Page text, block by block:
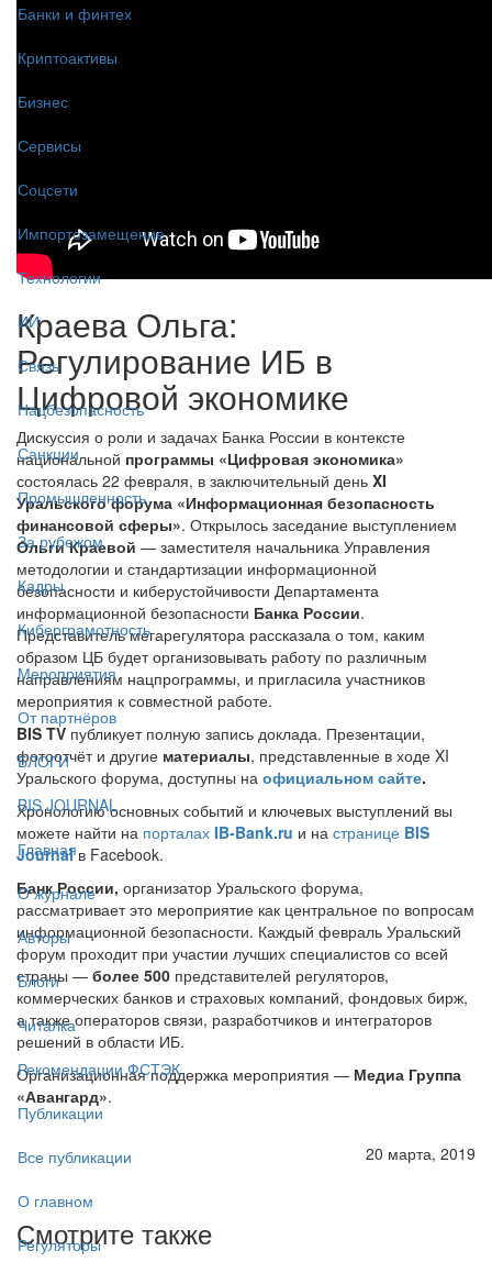
Банки и финтех
Криптоактивы
Бизнес
Сервисы
Соцсети
Импортозамещение
Технологии
ИИ
Связь
Нацбезопасность
Санкции
Промышленность
За рубежом
Кадры
Киберграмотность
Мероприятия
От партнёров
БЛОГИ
BIS JOURNAL
Главная
О журнале
Авторы
Блоги
Читалка
Рекомендации ФСТЭК
Публикации
Все публикации
О главном
Регуляторы
Краева Ольга:
Регулирование ИБ в
Цифровой экономике
Дискуссия о роли и задачах Банка России в контексте
национальной программы «Цифровая экономика»
состоялась 22 февраля, в заключительный день XI
Уральского форума «Информационная безопасность
финансовой сферы». Открылось заседание выступлением
Ольги Краевой — заместителя начальника Управления
методологии и стандартизации информационной
безопасности и киберустойчивости Департамента
информационной безопасности Банка России.
Представитель мегарегулятора рассказала о том, каким
образом ЦБ будет организовывать работу по различным
направлениям нацпрограммы, и пригласила участников
мероприятия к совместной работе.
BIS TV публикует полную запись доклада. Презентации,
фотоотчёт и другие материалы, представленные в ходе XI
Уральского форума, доступны на официальном сайте.
Хронологию основных событий и ключевых выступлений вы
можете найти на порталах IB-Bank.ru и на странице BIS
Journalв Facebook.
Банк России, организатор Уральского форума,
рассматривает это мероприятие как центральное по вопросам
информационной безопасности. Каждый февраль Уральский
форум проходит при участии лучших специалистов со всей
страны — более 500 представителей регуляторов,
коммерческих банков и страховых компаний, фондовых бирж,
а также операторов связи, разработчиков и интеграторов
решений в области ИБ.
Организационная поддержка мероприятия — Медиа Группа
«Авангард».
20 марта, 2019
Смотрите также